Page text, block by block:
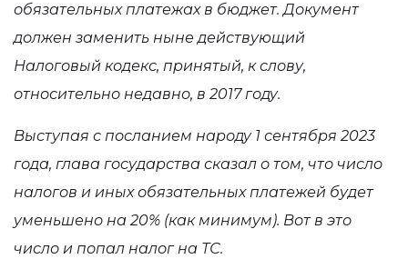
обязательных платежах в бюджет. Документ
должен заменить ныне действующий
Налоговый кодекс, принятый, к слову,
относительно недавно, в 2017 году.
Выступая с посланием народу 1 сентября 2023
года, глава государства сказал о том, что число
налогов и иных обязательных платежей будет
уменьшено на 20% (как минимум). Вот в это
число и попал налог на ТС.